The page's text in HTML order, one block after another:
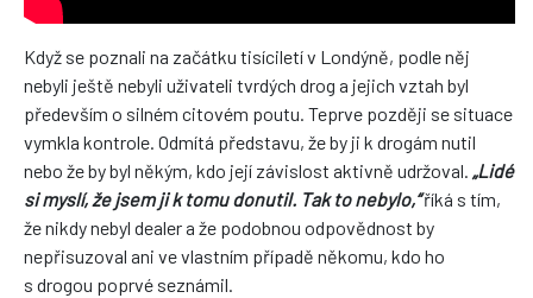
Když se poznali na začátku tisíciletí v Londýně, podle něj
nebyli ještě nebyli uživateli tvrdých drog a jejich vztah byl
především o silném citovém poutu. Teprve později se situace
vymkla kontrole. Odmítá představu, že by ji k drogám nutil
nebo že by byl někým, kdo její závislost aktivně udržoval. „Lidé
si myslí, že jsem ji k tomu donutil. Tak to nebylo,“říká s tím,
že nikdy nebyl dealer a že podobnou odpovědnost by
nepřisuzoval ani ve vlastním případě někomu, kdo ho
s drogou poprvé seznámil.